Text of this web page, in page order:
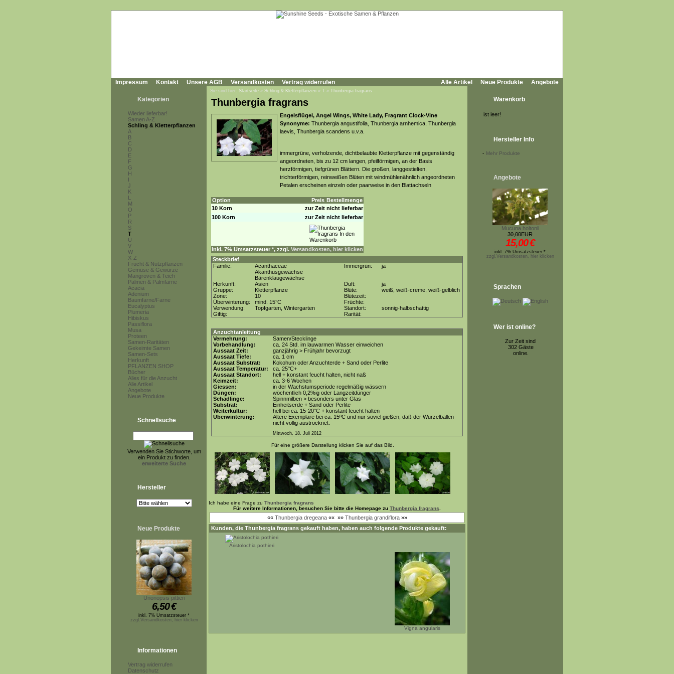
Impressum Kontakt Unsere AGB Versandkosten Vertrag widerrufen Alle Artikel Neue Produkte Angebote
Kategorien
Wieder lieferbar!
Samen A-Z
Schling & Kletterpflanzen
A
B
C
D
E
F
G
H
I
J
K
L
M
O
P
R
S
T
U
V
W
X-Z
Frucht & Nutzpflanzen
Gemüse & Gewürze
Mangroven & Teich
Palmen & Palmfarne
Acacia
Adenium
Baumfarne/Farne
Eucalyptus
Plumeria
Hibiskus
Passiflora
Musa
Proteen
Samen-Raritäten
Gekeimte Samen
Samen-Sets
Herkunft
PFLANZEN SHOP
Bücher
Alles für die Anzucht
Alle Artikel
Angebote
Neue Produkte
Schnellsuche
Verwenden Sie Stichworte, um
ein Produkt zu finden.
erweiterte Suche
Hersteller
Neue Produkte
Unonopsis pittieri
6,50€
inkl. 7% Umsatzsteuer *
zzgl.Versandkosten, hier klicken
Informationen
Vertrag widerrufen
Datenschutz
Sie sind hier: Startseite » Schling & Kletterpflanzen » T » Thunbergia fragrans
Thunbergia fragrans
Engelsflügel, Angel Wings, White Lady, Fragrant Clock-Vine
Synonyme: Thunbergia angustifolia, Thunbergia arnhemica, Thunbergia
laevis, Thunbergia scandens u.v.a.
immergrüne, verholzende, dichtbelaubte Kletterpflanze mit gegenständig
angeordneten, bis zu 12 cm langen, pfeilförmigen, an der Basis
herzförmigen, tiefgrünen Blättern. Die großen, langgestielten,
trichterförmigen, reinweißen Blüten mit windmühlenähnlich angeordneten
Petalen erscheinen einzeln oder paarweise in den Blattachseln
Option Preis Bestellmenge
10 Korn
zur Zeit nicht lieferbar
100 Korn
zur Zeit nicht lieferbar
inkl. 7% Umsatzsteuer *, zzgl. Versandkosten, hier klicken
Steckbrief
Familie:
Acanthaceae
Akanthusgewächse
Bärenklaugewächse
Immergrün: ja
Herkunft: Asien Duft:
ja
Gruppe:
Kletterpflanze Blüte:
weiß, weiß-creme, weiß-gelblich
Zone:
10
Blütezeit:
Überwinterung:
mind. 15°C
Früchte:
Verwendung:
Topfgarten, Wintergarten Standort:
sonnig-halbschattig
Giftig:
Rarität:
Anzuchtanleitung
Vermehrung:
Samen/Stecklinge
Vorbehandlung:
ca. 24 Std. im lauwarmen Wasser einweichen
Aussaat Zeit:
ganzjährig > Frühjahr bevorzugt
Aussaat Tiefe:
ca. 1 cm
Aussaat Substrat:
Kokohum oder Anzuchterde + Sand oder Perlite
Aussaat Temperatur:
ca. 25°C+
Aussaat Standort:
hell + konstant feucht halten, nicht naß
Keimzeit:
ca. 3-6 Wochen
Giessen:
in der Wachstumsperiode regelmäßig wässern
Düngen:
wöchentlich 0,2%ig oder Langzeitdünger
Schädlinge:
Spinnmilben > besonders unter Glas
Substrat:
Einheitserde + Sand oder Perlite
Weiterkultur:
hell bei ca. 15-20°C + konstant feucht halten
Überwinterung:
Ältere Exemplare bei ca. 15ºC und nur soviel gießen, daß der Wurzelballen
nicht völlig austrocknet.
Mittwoch, 18. Juli 2012
Für eine größere Darstellung klicken Sie auf das Bild.
Ich habe eine Frage zu Thunbergia fragrans
Für weitere Informationen, besuchen Sie bitte die Homepage zu Thunbergia fragrans
«« Thunbergia dregeana«« »» Thunbergia grandiflora»»
Kunden, die Thunbergia fragrans gekauft haben, haben auch folgende Produkte gekauft:
Aristolochia pothieri
Vigna angularis
Warenkorb
ist leer!
Hersteller Info
- Mehr Produkte
Angebote
Mucuna holtonii
30,00EUR
15,00€
inkl. 7% Umsatzsteuer *
zzgl.Versandkosten, hier klicken
Sprachen
Wer ist online?
Zur Zeit sind
302 Gäste
online.